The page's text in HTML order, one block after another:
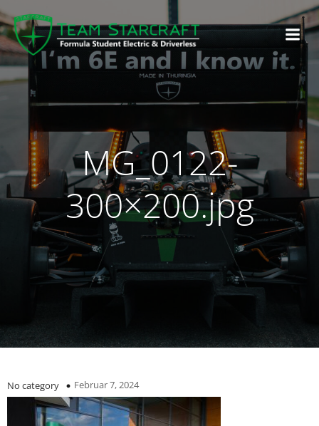
MG_0122-
300×200.jpg
No category Februar 7, 2024